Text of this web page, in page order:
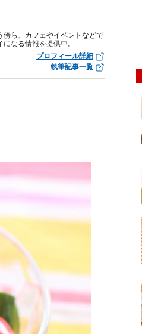
傍ら、カフェやイベントなどで
なる情報を提供中。
プロフィール詳細
執筆記事一覧